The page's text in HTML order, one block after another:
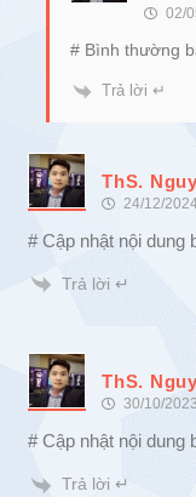
02/
# Bình thường
Trả lời ↵
ThS.
24/12/
# Cập nhật nội dung
Trả lời ↵
ThS.
30/10/
# Cập nhật nội dung
Trả lời ↵